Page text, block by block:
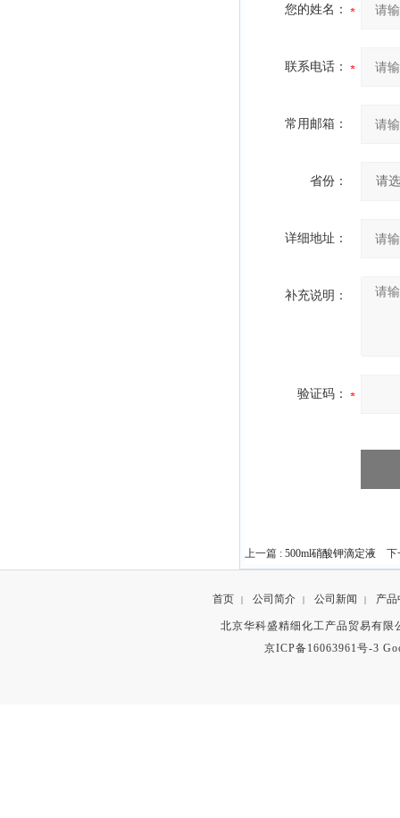
您的姓名：
联系电话：
常用邮箱：
省份：
详细地址：
补充说明：
验证码：
上一篇 : 500ml硝酸钾滴定液 下
首页 | 公司简介 | 公司新闻 | 产品
北京华科盛精细化工产品贸易有
京ICP备16063961号-3